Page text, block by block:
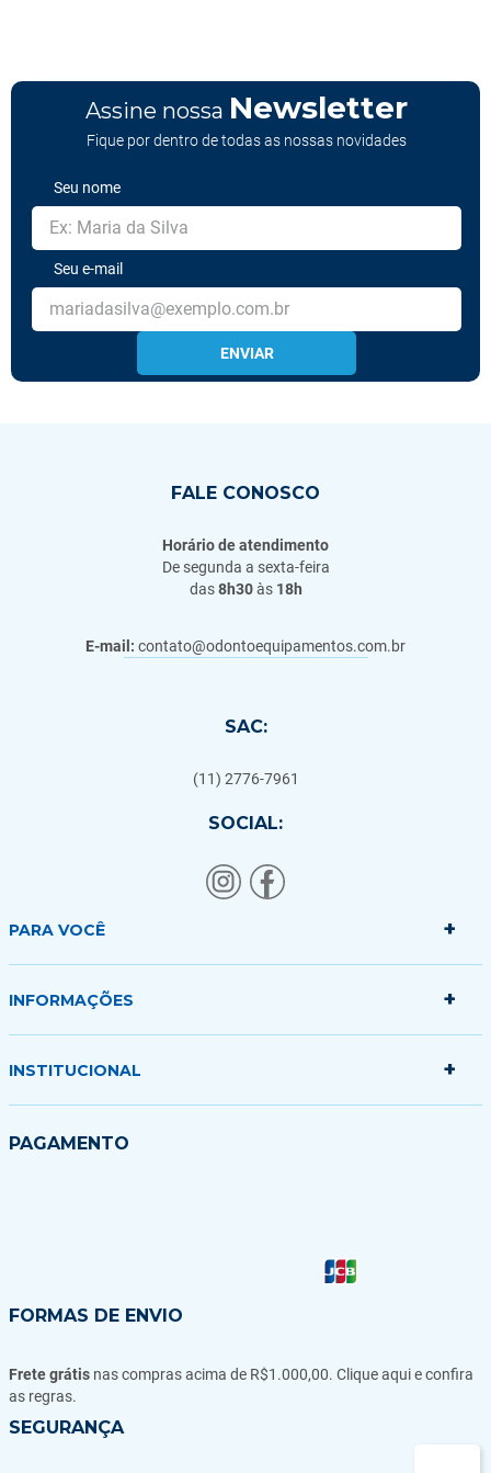
Assine nossa Newsletter
Fique por dentro de todas as nossas novidades
Seu nome
Seu e-mail
ENVIAR
FALE CONOSCO
Horário de atendimento
De segunda a sexta-feira
das8h30às 18h
E-mail: contato@odontoequipamentos.com.br
SAC:
(11) 2776-7961
SOCIAL:
PARA VOCÊ +
Minha conta
INFORMAÇÕES +
Politica de Entrega
INSTITUCIONAL +
Quem somos
PAGAMENTO
FORMAS DE ENVIO
Frete grátis nas compras acima de R$1.000,00. Clique aqui e confira
as regras.
SEGURANÇA